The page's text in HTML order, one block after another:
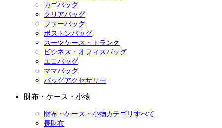
カゴバッグ
クリアバッグ
ファーバッグ
ボストンバッグ
スーツケース・トランク
ビジネス・オフィスバッグ
エコバッグ
ママバッグ
バッグアクセサリー
財布・ケース・小物
財布・ケース・小物カテゴリすべて
長財布